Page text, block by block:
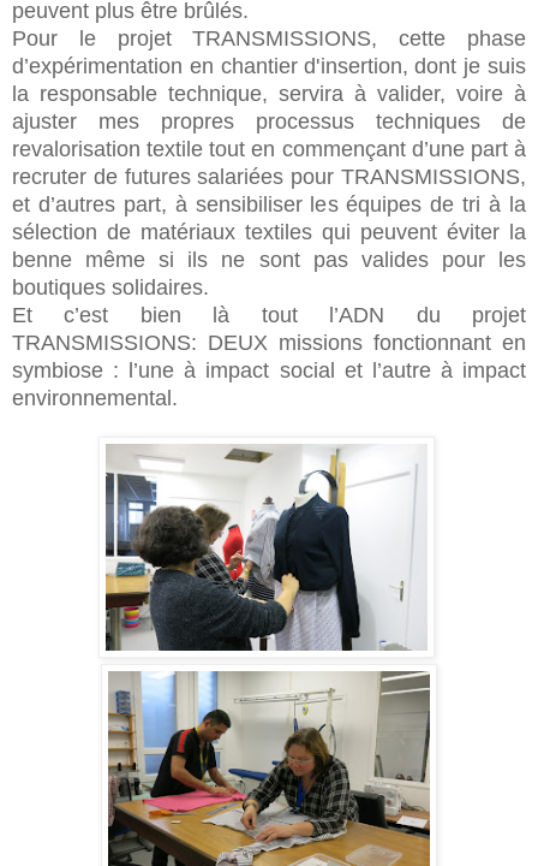
peuvent plus être brûlés.
Pour le projet TRANSMISSIONS, cette phase
d’expérimentation en chantier d'insertion, dont je suis
la responsable technique, servira à valider, voire à
ajuster mes propres processus techniques de
revalorisation textile tout en commençant d’une part à
recruter de futures salariées pour TRANSMISSIONS,
et d’autres part, à sensibiliser les équipes de tri à la
sélection de matériaux textiles qui peuvent éviter la
benne même si ils ne sont pas valides pour les
boutiques solidaires.
Et c’est bien là tout l’ADN du projet
TRANSMISSIONS: DEUX missions fonctionnant en
symbiose : l’une à impact social et l’autre à impact
environnemental.